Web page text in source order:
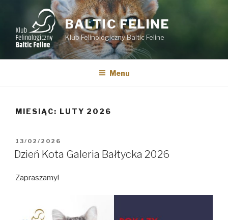
treści
BALTIC FELINE
Klub Felinologiczny Baltic Feline
Menu
MIESIĄC: LUTY 2026
OPUBLIKOWANE
W
13/02/2026
Dzień Kota Galeria Bałtycka 2026
Zapraszamy!